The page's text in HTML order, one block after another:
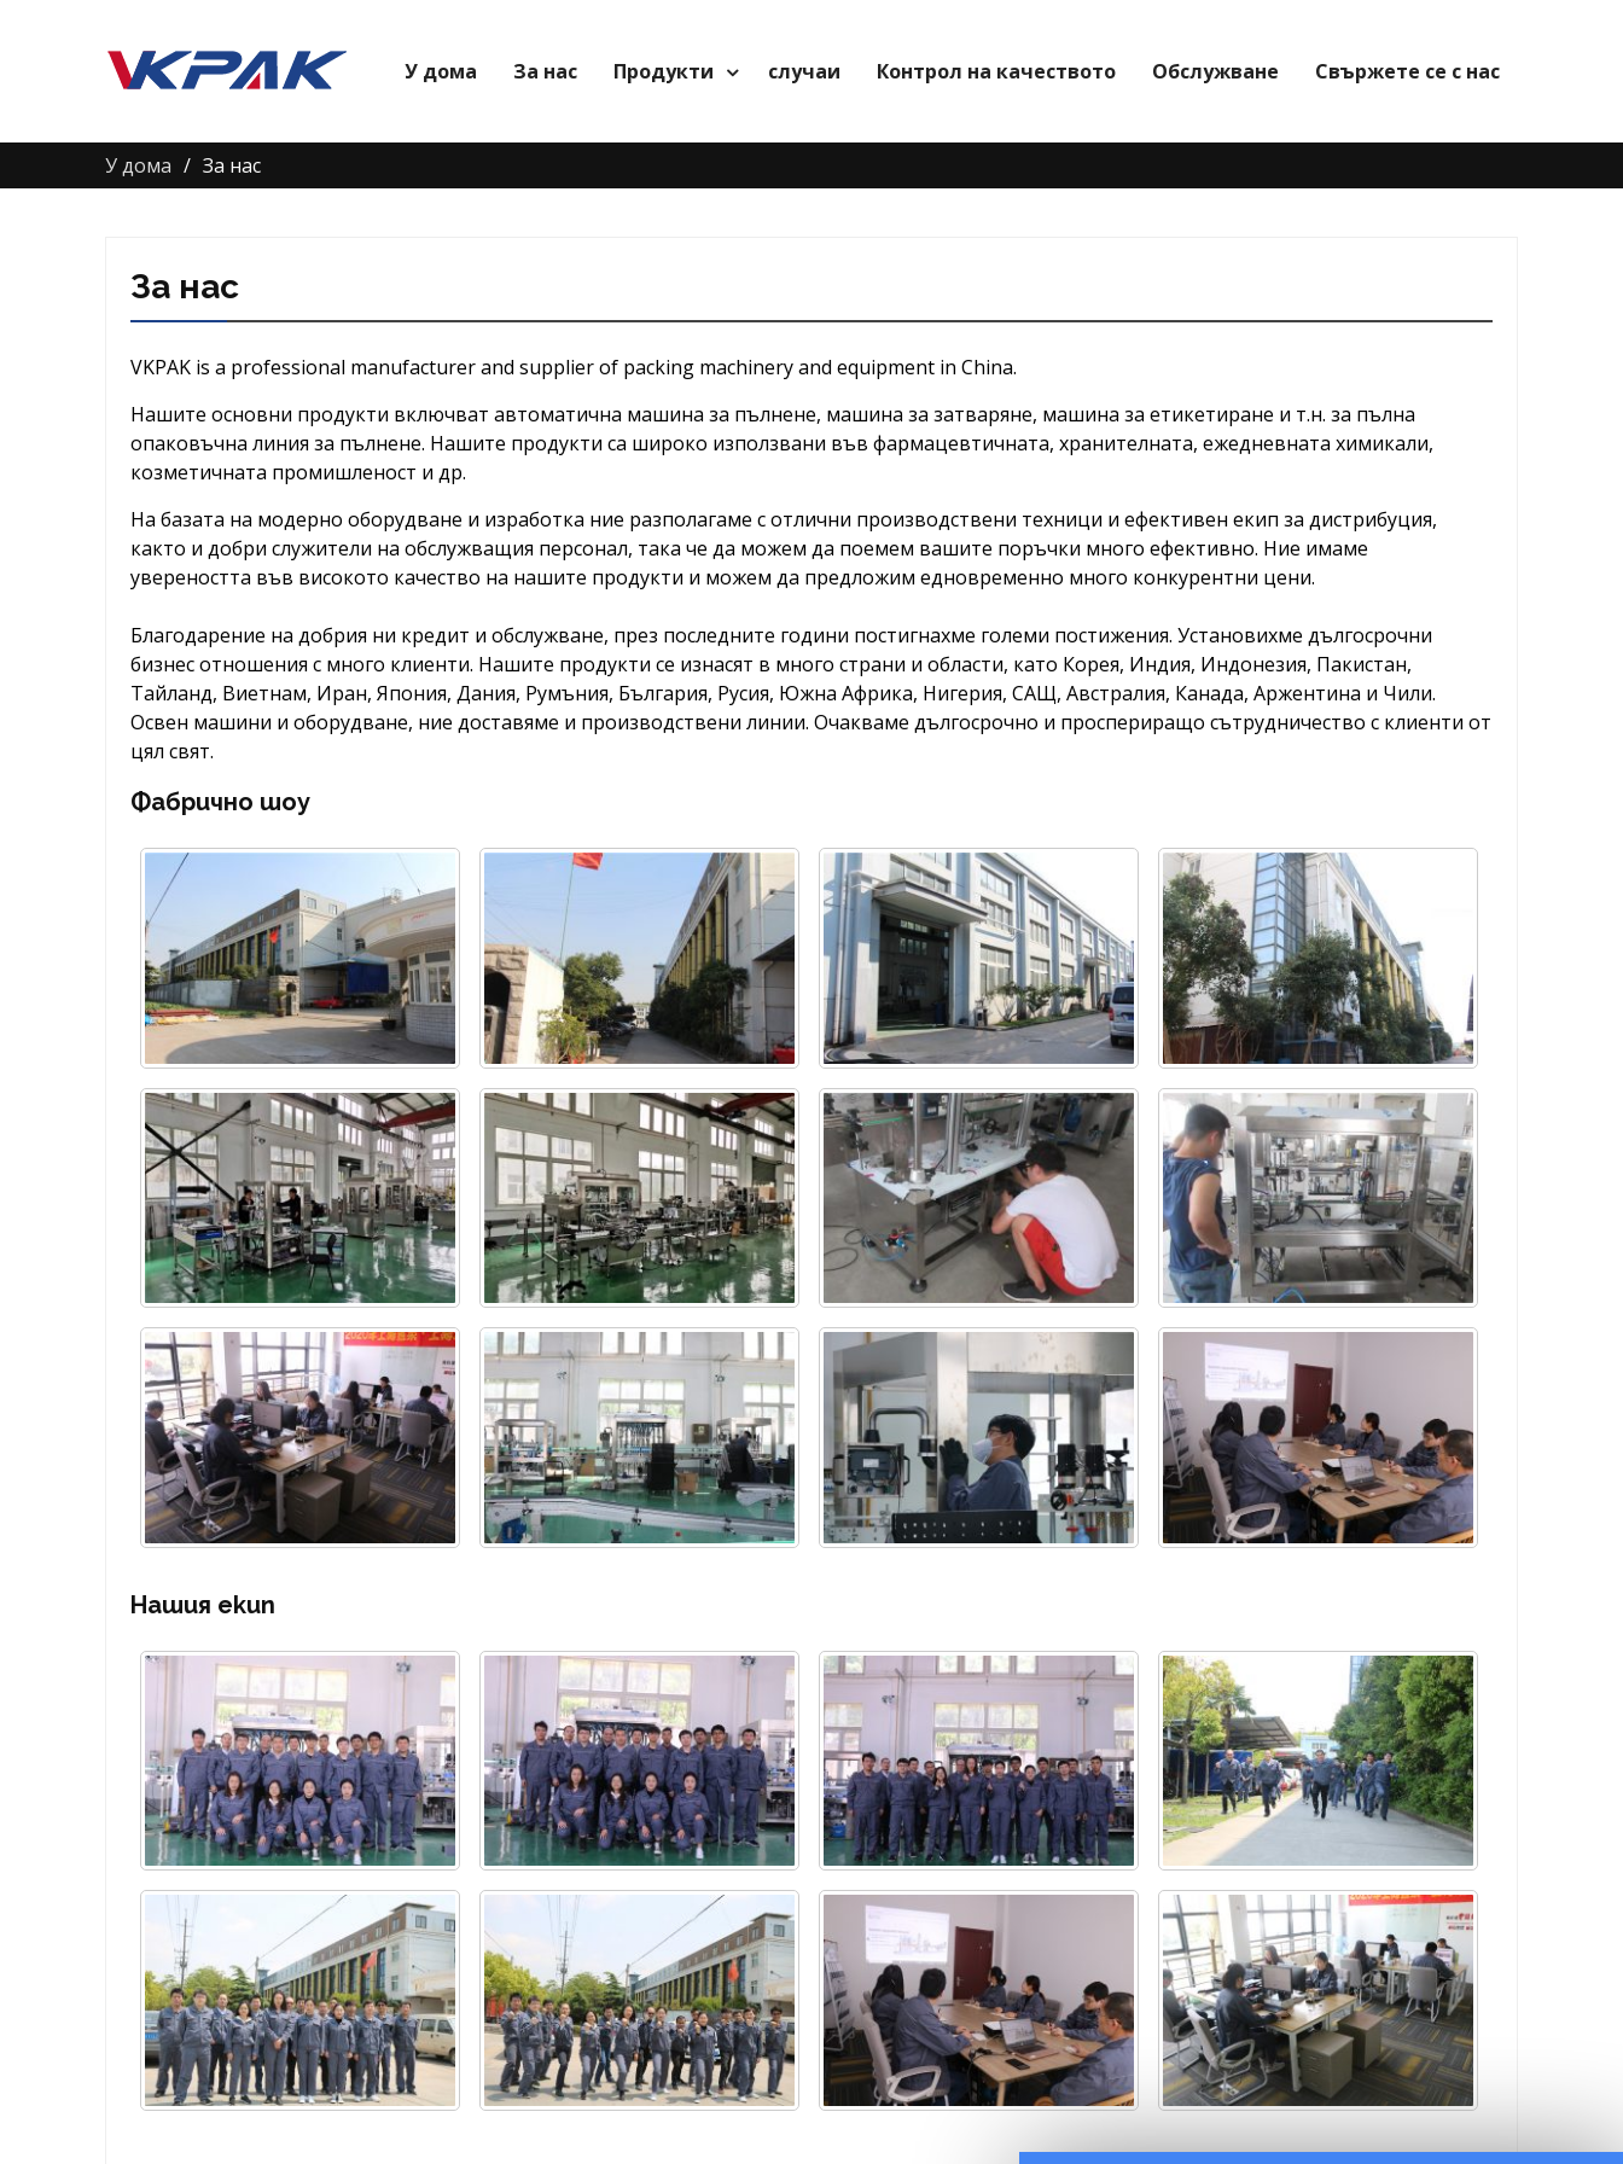
У дома За нас Продукти случаи Контрол на качеството Обслужване Свържете се с нас
У дома За нас
За нас
VKPAK is a professional manufacturer and supplier of packing machinery and equipment in China.
Нашите основни продукти включват автоматична машина за пълнене, машина за затваряне, машина за етикетиране и т.н. за пълна
опаковъчна линия за пълнене. Нашите продукти са широко използвани във фармацевтичната, хранителната, ежедневната химикали,
козметичната промишленост и др.
На базата на модерно оборудване и изработка ние разполагаме с отлични производствени техници и ефективен екип за дистрибуция,
както и добри служители на обслужващия персонал, така че да можем да поемем вашите поръчки много ефективно. Ние имаме
увереността във високото качество на нашите продукти и можем да предложим едновременно много конкурентни цени.
Благодарение на добрия ни кредит и обслужване, през последните години постигнахме големи постижения. Установихме дългосрочни
бизнес отношения с много клиенти. Нашите продукти се изнасят в много страни и области, като Корея, Индия, Индонезия, Пакистан,
Тайланд, Виетнам, Иран, Япония, Дания, Румъния, България, Русия, Южна Африка, Нигерия, САЩ, Австралия, Канада, Аржентина и Чили.
Освен машини и оборудване, ние доставяме и производствени линии. Очакваме дългосрочно и проспериращо сътрудничество с клиенти от
цял свят.
Фабрично шоу
Нашия екип